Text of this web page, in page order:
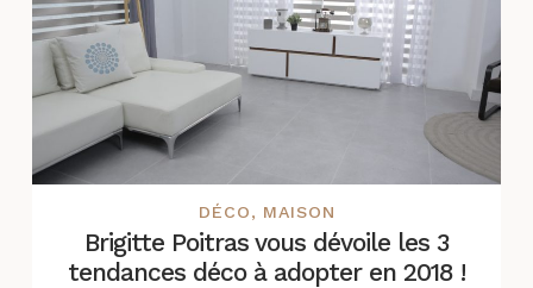
DÉCO, MAISON
Brigitte Poitras vous dévoile les 3
tendances déco à adopter en 2018 !